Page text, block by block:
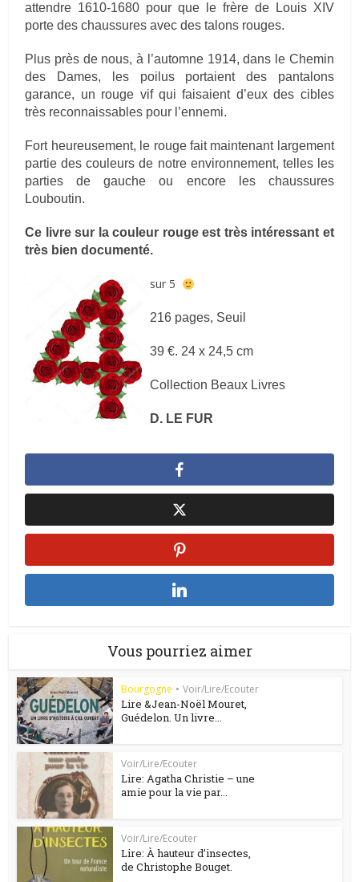
attendre 1610-1680 pour que le frère de Louis XIV
porte des chaussures avec des talons rouges.
Plus près de nous, à l’automne 1914, dans le Chemin
des Dames, les poilus portaient des pantalons
garance, un rouge vif qui faisaient d’eux des cibles
très reconnaissables pour l’ennemi.
Fort heureusement, le rouge fait maintenant largement
partie des couleurs de notre environnement, telles les
parties de gauche ou encore les chaussures
Louboutin.
Ce livre sur la couleur rouge est très intéressant et
très bien documenté.
sur 5
216 pages, Seuil
39 €. 24 x 24,5 cm
Collection Beaux Livres
D. LE FUR
Vous pourriez aimer
Bourgogne • Voir/Lire/Ecouter
Lire &Jean-Noël Mouret,
Guédelon. Un livre...
Voir/Lire/Ecouter
Lire: Agatha Christie – une
amie pour la vie par...
Voir/Lire/Ecouter
Lire: À hauteur d’insectes,
de Christophe Bouget.